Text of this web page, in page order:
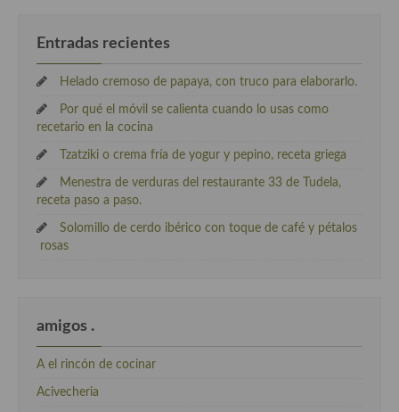
Entradas recientes
Helado cremoso de papaya, con truco para elaborarlo.
Por qué el móvil se calienta cuando lo usas como
recetario en la cocina
Tzatziki o crema fría de yogur y pepino, receta griega
Menestra de verduras del restaurante 33 de Tudela,
receta paso a paso.
Solomillo de cerdo ibérico con toque de café y pétalos
rosas
amigos .
A el rincón de cocinar
Acivecheria